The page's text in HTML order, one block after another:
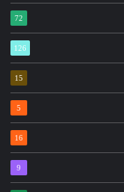
72
126
15
5
16
9